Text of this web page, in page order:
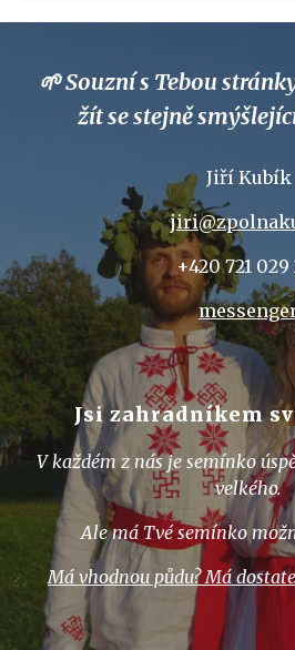
🌱 Souzní s Tebou
žít se stejně
Jiří Kubík
+420 721 029
Jsi zahradníkem
V každém z nás je semínko
velkého.
Ale má Tvé semínko
Má vhodnou půdu? Má